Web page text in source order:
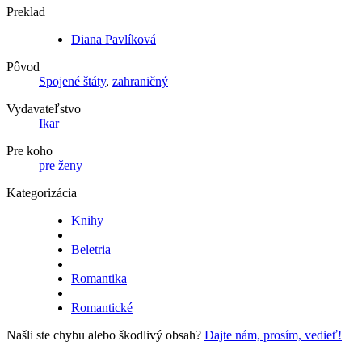
Preklad
Diana Pavlíková
Pôvod
Spojené štáty, zahraničný
Vydavateľstvo
Ikar
Pre koho
pre ženy
Kategorizácia
Knihy
Beletria
Romantika
Romantické
Našli ste chybu alebo škodlivý obsah? Dajte nám, prosím, vedieť!